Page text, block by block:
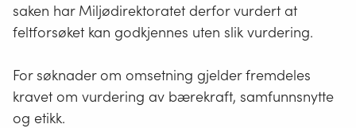
saken har Miljødirektoratet derfor vurdert at
feltforsøket kan godkjennes uten slik vurdering.
For søknader om omsetning gjelder fremdeles
kravet om vurdering av bærekraft, samfunnsnytte
og etikk.